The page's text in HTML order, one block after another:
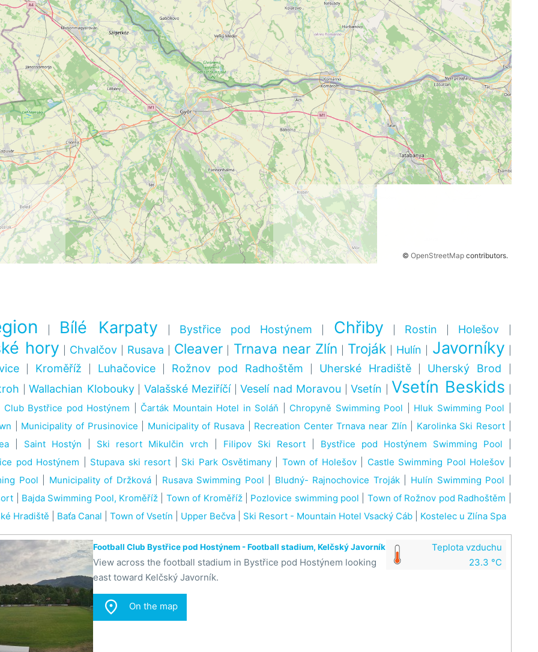
© OpenStreetMapcontributors.
Bílé Karpaty Bystřice pod Hostýnem Chřiby Rostin Holešov
hory Chvalčov| Rusava Cleaver Trnava near Zlín Troják Hulín Javorníky
| Kroměříž Luhačovice| Rožnov pod Radhoštěm Uherské Hradiště Uherský Brod
|Wallachian Klobouky| Valašské Meziříčí |Veselí nad Moravou |Vsetín Vsetín Beskids
Club Bystřice pod Hostýnem Čarták Mountain Hotel in Soláň Chropyně Swimming Pool Hluk Swimming Pool
Municipality of Prusinovice Municipality of Rusava| Recreation Center Trnava near Zlín Karolinka Ski Resort|
Saint Hostýn Ski resort Mikulčin vrch Filipov Ski Resort| Bystřice pod Hostýnem Swimming Pool
pod Hostýnem
Stupava ski resort Ski Park Osvětimany Town of Holešov| Castle Swimming Pool Holešov
Pool
Municipality of Držková| Rusava Swimming Pool Bludný- Rajnochovice Troják| Hulín Swimming Pool
Bajda Swimming Pool, Kroměříž Town of Kroměříž| Pozlovice swimming pool Town of Rožnov pod Radhoštěm
Hradiště
Baťa Canal Town of Vsetín Upper Bečva| Ski Resort - Mountain Hotel Vsacký Cáb| Kostelec u Zlína Spa
Football Club Bystřice pod Hostýnem - Football stadium, Kelčský Javorník
View across the football stadium in Bystřice pod Hostýnem looking
east toward Kelčský Javorník.
 On the map
Teplota vzduchu
23.3 °C